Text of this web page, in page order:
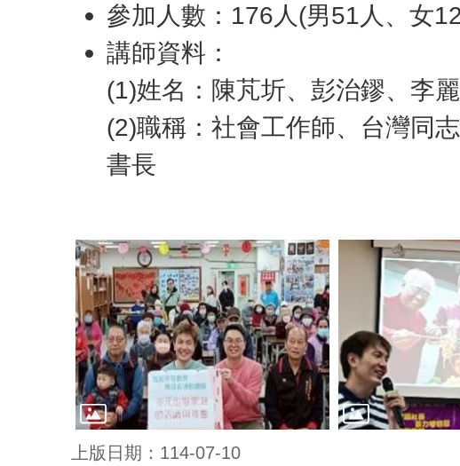
參加人數：176人(男51人、女
講師資料：
(1)姓名：陳芃圻、彭治鏐、李
(2)職稱：社會工作師、台灣同
書長
上版日期：114-07-10